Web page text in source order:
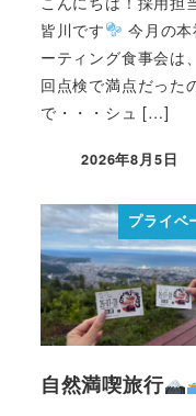
皆川です
今月の本
ーティング食事会は
回点検で満点だった
で・・・シュ […]
2026年8月5日
プライベ
自然満喫旅行